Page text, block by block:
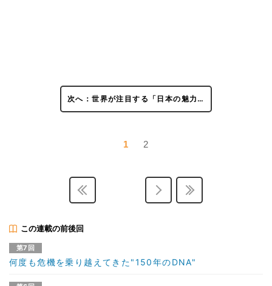
次へ：世界が注目する「日本の魅力…
1 2
この連載の前後回
第7回
何度も危機を乗り越えてきた"150年のDNA"